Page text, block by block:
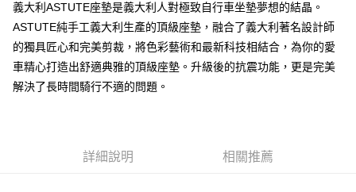
大哥付你分期
相關說明
【大哥付你分期使用說明】
1.本服務由台灣大哥大提供，台灣大哥大用戶可立即使用無須另外申請。
2.付款方式選擇「大哥付你分期」，訂單成立後會自動跳轉到大哥付的交易
流程，驗證手機門號後，選擇欲分期的期數、繳款截止日，確認付款後即完
消。如遇「轉專審核」未通過狀況，表示未達大哥付你分期系統評分，恕無
法說明評估內容。
AFTEE先享後付
相關說明
２．便利：只要手機號碼，簡訊認證，即可結帳。
義大利ASTUTE座墊是義大利人對極致自行車坐墊夢想的結晶。
ASTUTE純手工義大利生產的頂級座墊，融合了義大利著名設計師
的獨具匠心和完美剪裁，將色彩藝術和最新科技相結合，為你的愛
車精心打造出舒適典雅的頂級座墊。升級後的抗震功能，更是完美
解決了長時間騎行不適的問題。
詳細說明 相關推薦